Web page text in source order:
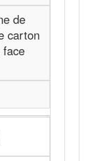
de
carton
face